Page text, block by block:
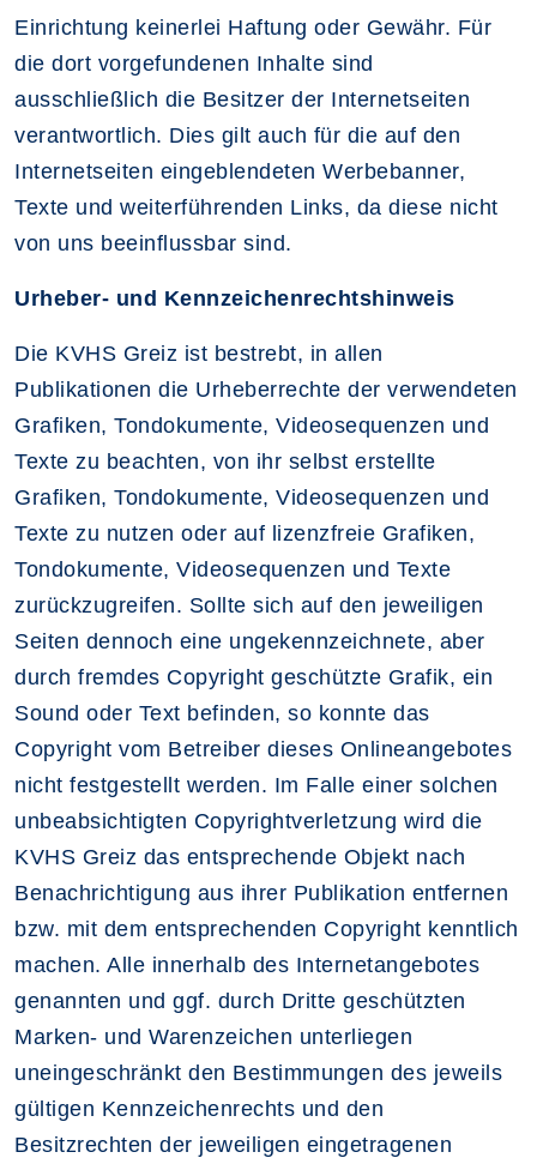
Einrichtung keinerlei Haftung oder Gewähr. Für
die dort vorgefundenen Inhalte sind
ausschließlich die Besitzer der Internetseiten
verantwortlich. Dies gilt auch für die auf den
Internetseiten eingeblendeten Werbebanner,
Texte und weiterführenden Links, da diese nicht
von uns beeinflussbar sind.
Urheber- und Kennzeichenrechtshinweis
Die KVHS Greiz ist bestrebt, in allen
Publikationen die Urheberrechte der verwendeten
Grafiken, Tondokumente, Videosequenzen und
Texte zu beachten, von ihr selbst erstellte
Grafiken, Tondokumente, Videosequenzen und
Texte zu nutzen oder auf lizenzfreie Grafiken,
Tondokumente, Videosequenzen und Texte
zurückzugreifen. Sollte sich auf den jeweiligen
Seiten dennoch eine ungekennzeichnete, aber
durch fremdes Copyright geschützte Grafik, ein
Sound oder Text befinden, so konnte das
Copyright vom Betreiber dieses Onlineangebotes
nicht festgestellt werden. Im Falle einer solchen
unbeabsichtigten Copyrightverletzung wird die
KVHS Greiz das entsprechende Objekt nach
Benachrichtigung aus ihrer Publikation entfernen
bzw. mit dem entsprechenden Copyright kenntlich
machen. Alle innerhalb des Internetangebotes
genannten und ggf. durch Dritte geschützten
Marken- und Warenzeichen unterliegen
uneingeschränkt den Bestimmungen des jeweils
gültigen Kennzeichenrechts und den
Besitzrechten der jeweiligen eingetragenen